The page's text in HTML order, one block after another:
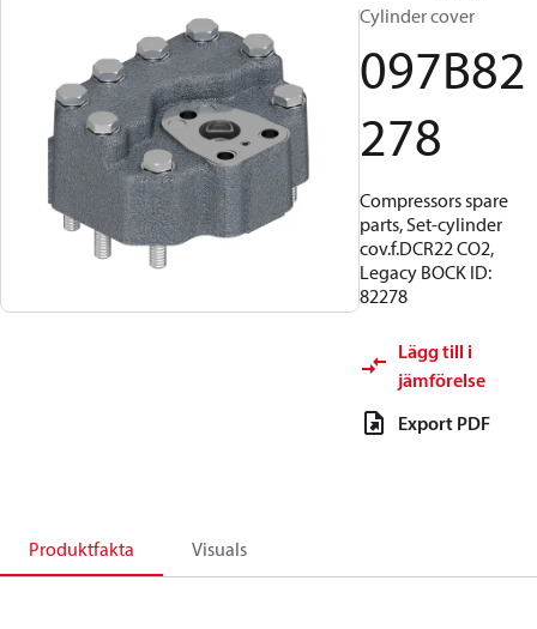
Cylinder cover
097B82
278
Compressors spare
parts, Set-cylinder
cov.f.DCR22 CO2,
Legacy BOCK ID:
82278
Lägg till i
jämförelse
Export PDF
Produktfakta Visuals